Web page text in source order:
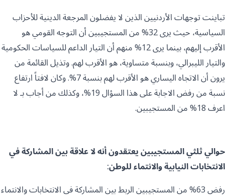
تباينت توجهات الأردنيين الذين لا يفضلون المرجعة الدينية للأحزاب
السياسية، حيث يرى 32% من المستجيبين أن التوجه القومي هو
الأقرب إليهم، بينما يرى 12% منهم أن التيار الداعم للسياسات الحكومية
والتيار الليبرالي، وبنسبة متساوية، هو الأقرب لهم. وتذيل القائمة من
يرون أن الاتجاه اليساري هو الأقرب لهم بنسبة 7%. وكان لافتاً ارتفاع
نسبة من رفض الاجابة على هذا السؤال 19%، وكذلك من أجاب بـ لا
اعرف 18% من المستجيبين.
حوالي ثلثي المستجيبين يعتقدون أنه لا علاقة بين المشاركة في
الانتخابات النيابية والانتماء للوطن:
رفض 63% من المستجيبين الربط بين المشاركة في الانتخابات والانتماء